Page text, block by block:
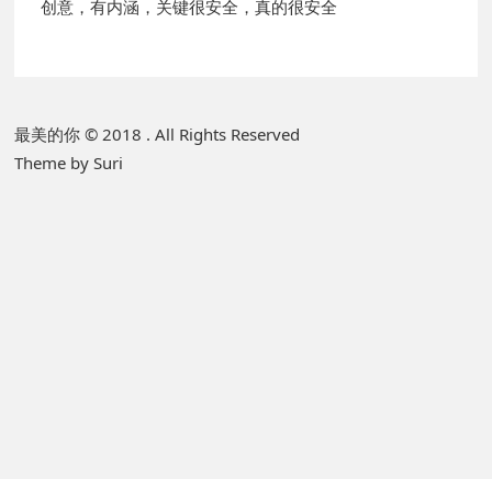
创意，有内涵，关键很安全，真的很安全
P
r
最美的你 © 2018 . All Rights Reserved
Theme by Suri